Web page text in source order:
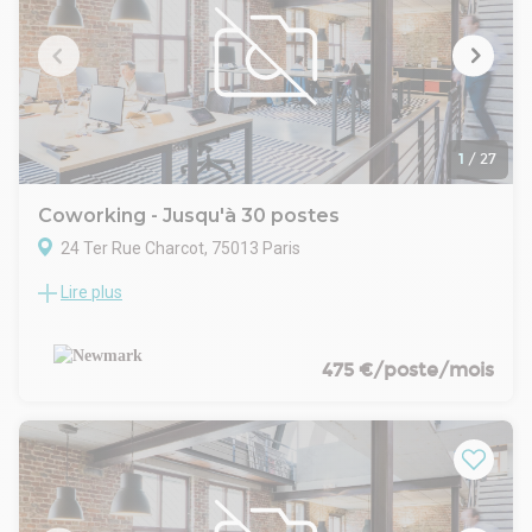
mobilier, le ménage, l'électricité, internet et l'entretien
Frais d'état des lieux à la charge du preneur
1 / 27
Coworking - Jusqu'à 30 postes
24 Ter Rue Charcot, 75013 Paris
Newmark, conseil en immobilier d'entreprise, vous propose à
située au 24 ter rue Charcot, dans le 13? arrondissement de
Paris. Entièrement aménagés en mode Plug & Play, ces
Pouvant accueillir environ 30 postes de travail, les locaux
sont proposés meublés et bénéficient d'un câblage
informatique, d'une connexion Internet, ainsi que des fluides
et de l'électricité inclus. Les occupants profitent également
Lire plus
475 €/poste/mois